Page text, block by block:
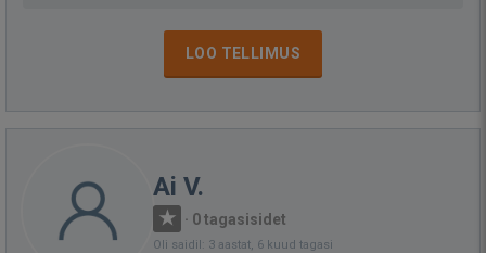
LOO TELLIMUS
Ai V.
· 0 tagasisidet
Oli saidil: 3 aastat, 6 kuud tagasi